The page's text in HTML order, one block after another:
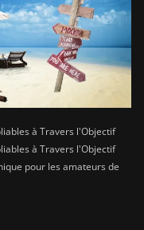
à Travers l'Objectif
à Travers l'Objectif
pour les amateurs de